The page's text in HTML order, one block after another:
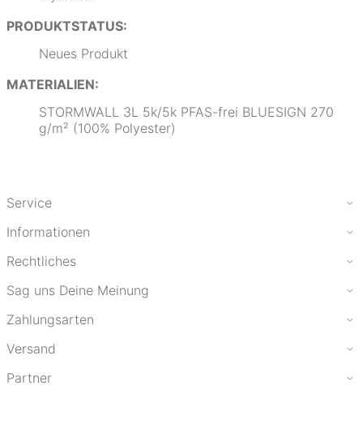
PRODUKTSTATUS:
Neues Produkt
MATERIALIEN:
STORMWALL 3L 5k/5k PFAS-frei BLUESIGN 270
g/m² (100% Polyester)
Service
Informationen
Rechtliches
Sag uns Deine Meinung
Zahlungsarten
Versand
Partner